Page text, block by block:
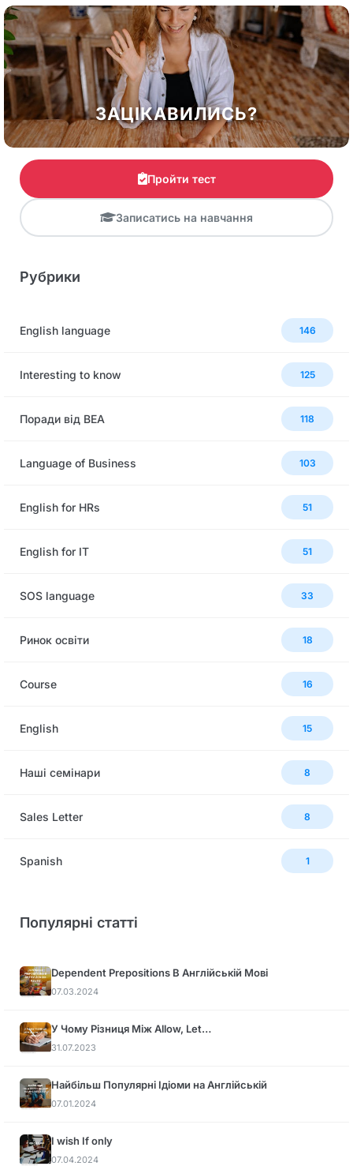
ЗАЦІКАВИЛИСЬ?
Пройти тест
Записатись на навчання
Рубрики
English language 146
Interesting to know 125
Поради від BEA 118
Language of Business 103
English for HRs 51
English for IT 51
SOS language 33
Ринок освіти 18
Сourse 16
English 15
Наші семінари 8
Sales Letter 8
Spanish 1
Популярні статті
Dependent Prepositions В Англійській Мові
07.03.2024
У Чому Різниця Між Allow, Let…
31.07.2023
Найбільш Популярні Ідіоми на Англійській
07.01.2024
I wish If only
07.04.2024